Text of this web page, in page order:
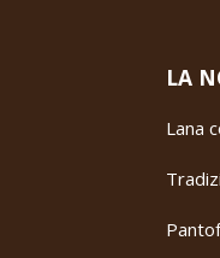
LA
Lana